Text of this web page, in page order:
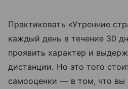
Практиковать «Утренние
каждый день в течение 30
проявить характер и
дистанции. Но это того
самооценки — в том, что вы